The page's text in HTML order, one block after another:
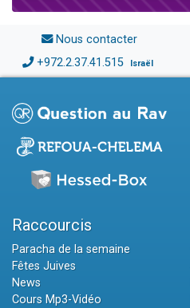
Nous contacter
+972.2.37.41.515 Israël
Raccourcis
Paracha de la semaine
Fêtes Juives
News
Cours Mp3-Vidéo